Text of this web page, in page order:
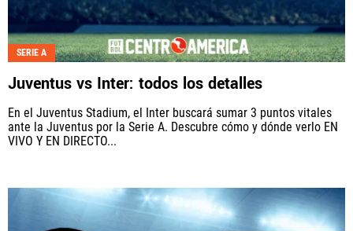
SERIE A
Juventus vs Inter: todos los detalles
En el Juventus Stadium, el Inter buscará sumar 3 puntos vitales
ante la Juventus por la Serie A. Descubre cómo y dónde verlo EN
VIVO Y EN DIRECTO...